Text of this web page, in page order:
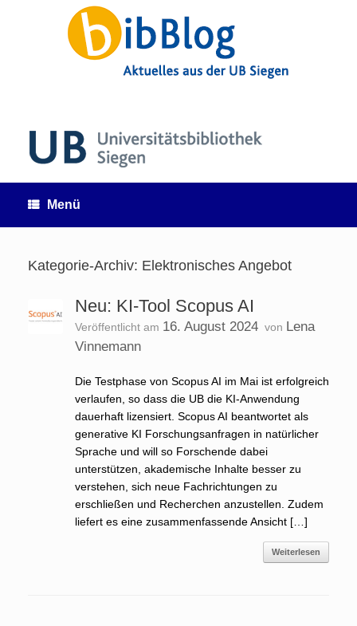
Menü
Kategorie-Archiv: Elektronisches Angebot
Neu: KI-Tool Scopus AI
Veröffentlicht am 16. August 2024 von Lena
Vinnemann
Die Testphase von Scopus AI im Mai ist erfolgreich
verlaufen, so dass die UB die KI-Anwendung
dauerhaft lizensiert. Scopus AI beantwortet als
generative KI Forschungsanfragen in natürlicher
Sprache und will so Forschende dabei
unterstützen, akademische Inhalte besser zu
verstehen, sich neue Fachrichtungen zu
erschließen und Recherchen anzustellen. Zudem
liefert es eine zusammenfassende Ansicht […]
Weiterlesen